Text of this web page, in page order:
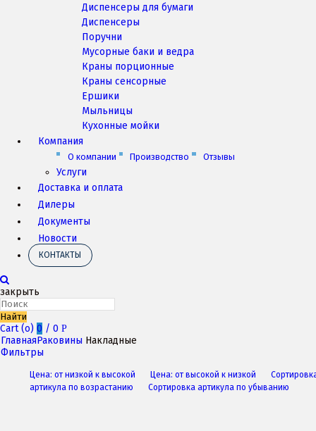
Диспенсеры для бумаги
Диспенсеры
Поручни
Мусорные баки и ведра
Краны порционные
Краны сенсорные
Ершики
Мыльницы
Кухонные мойки
Компания
О компании Производство Отзывы
Услуги
Доставка и оплата
Дилеры
Документы
Новости
КОНТАКТЫ
закрыть
Найти
Cart (o) 0 / 0 Р
ГлавнаяРаковины Накладные
Фильтры
Цена: от низкой к высокой Цена: от высокой к низкой
артикула по возрастанию
Сортировка артикула по убыванию